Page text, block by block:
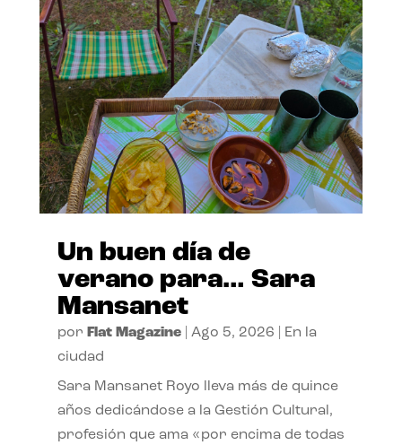
Un buen día de
verano para… Sara
Mansanet
por Flat Magazine| Ago 5, 2026
En la
ciudad
Sara Mansanet Royo lleva más de quince
años dedicándose a la Gestión Cultural,
profesión que ama «por encima de todas